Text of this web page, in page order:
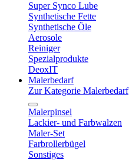
Super Synco Lube
Synthetische Fette
Synthetische Öle
Aerosole
Reiniger
Spezialprodukte
DeoxIT
Malerbedarf
Zur Kategorie Malerbedarf
Malerpinsel
Lackier- und Farbwalzen
Maler-Set
Farbrollerbügel
Sonstiges